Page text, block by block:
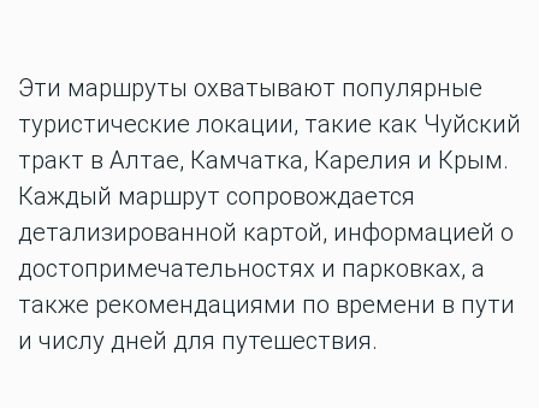
Эти маршруты охватывают популярные
туристические локации, такие как Чуйский
тракт в Алтае, Камчатка, Карелия и Крым.
Каждый маршрут сопровождается
детализированной картой, информацией о
достопримечательностях и парковках, а
также рекомендациями по времени в пути
и числу дней для путешествия.